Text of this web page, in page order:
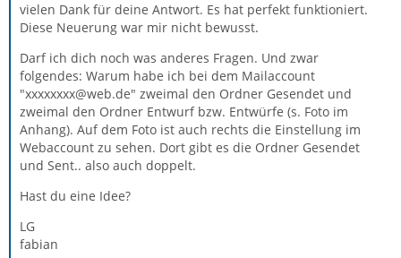
vielen Dank für deine Antwort. Es hat perfekt funktioniert.
Diese Neuerung war mir nicht bewusst.
Darf ich dich noch was anderes Fragen. Und zwar
folgendes: Warum habe ich bei dem Mailaccount
"xxxxxxxx@web.de" zweimal den Ordner Gesendet und
zweimal den Ordner Entwurf bzw. Entwürfe (s. Foto im
Anhang). Auf dem Foto ist auch rechts die Einstellung im
Webaccount zu sehen. Dort gibt es die Ordner Gesendet
und Sent.. also auch doppelt.
Hast du eine Idee?
LG
fabian